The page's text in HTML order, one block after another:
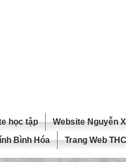
học tập Website Nguyễn
Bình Hóa
Trang Web